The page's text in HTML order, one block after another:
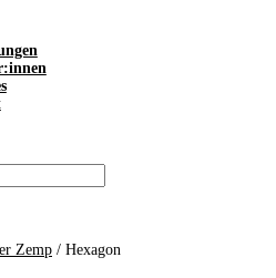
Zemp / Hexagon